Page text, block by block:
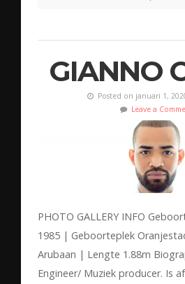
GIANNO
Posted on januari 1,
Leave a
PHOTO GALLERY INFO
1985 | Geboorteplek
Arubaan | Lengte 1.88m
Engineer/ Muziek producer. Is